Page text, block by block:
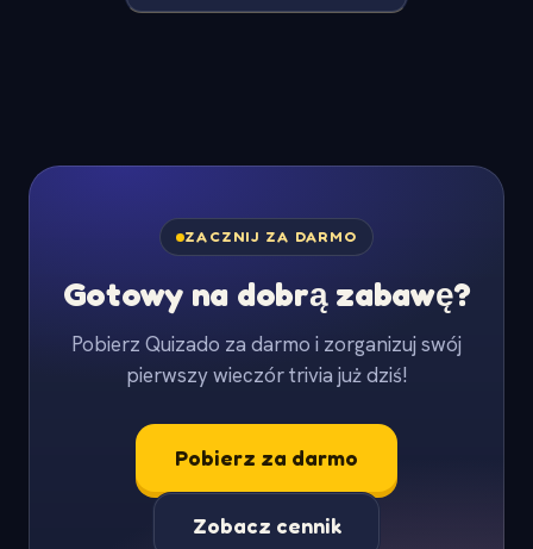
ZACZNIJ ZA DARMO
Gotowy na dobrą zabawę?
Pobierz Quizado za darmo i zorganizuj swój
pierwszy wieczór trivia już dziś!
Pobierz za darmo
Zobacz cennik